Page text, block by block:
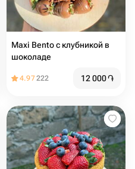
Maxi Bento с клубникой в
шоколаде
4.97222 12 000֏